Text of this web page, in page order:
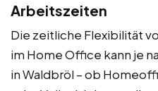
Arbeitszeiten
Die zeitliche Flexibilität
im Home Office kann je
in Waldbröl – ob